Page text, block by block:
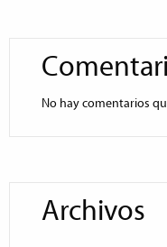
No hay comentarios
Archivos